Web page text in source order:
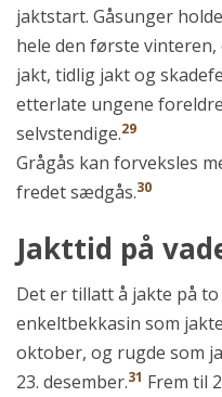
jaktstart. Gåsunger
hele den første
jakt, tidlig jakt og
etterlate ungene
selvstendige.29
Grågås kan forveksles
fredet sædgås.30
Jakttid på
Det er tillatt å jakte på
enkeltbekkasin som
oktober, og rugde som
23. desember.31 Frem til